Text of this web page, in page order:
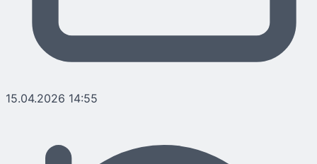
15.04.2026 14:55